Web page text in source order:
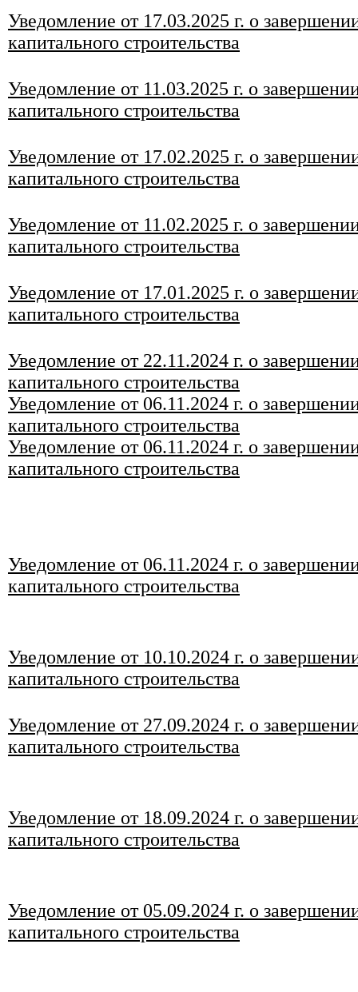
Уведомление от 17.03.2025 г. о
капитального строительства
Уведомление от 11.03.2025 г. о
капитального строительства
Уведомление от 17.02.2025 г. о
капитального строительства
Уведомление от 11.02.2025 г. о
капитального строительства
Уведомление от 17.01.2025 г. о
капитального строительства
Уведомление от 22.11.2024 г. о
капитального строительства
Уведомление от 06.11.2024 г. о
капитального строительства
Уведомление от 06.11.2024 г. о
капитального строительства
Уведомление от 06.11.2024 г. о
капитального строительства
Уведомление от 10.10.2024 г. о
капитального строительства
Уведомление от 27.09.2024 г. о
капитального строительства
Уведомление от 18.09.2024 г. о
капитального строительства
Уведомление от 05.09.2024 г. о
капитального строительства